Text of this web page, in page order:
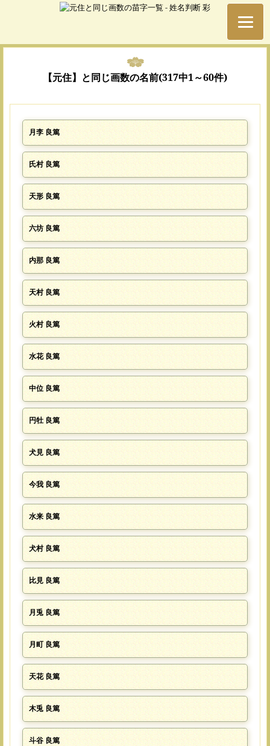
【元住】と同じ画数の名前(317中1～60件)
月李 良篤
氏村 良篤
天形 良篤
六坊 良篤
内那 良篤
天村 良篤
火村 良篤
水花 良篤
中位 良篤
円牡 良篤
犬見 良篤
今我 良篤
水来 良篤
犬村 良篤
比見 良篤
月兎 良篤
月町 良篤
天花 良篤
木兎 良篤
斗谷 良篤